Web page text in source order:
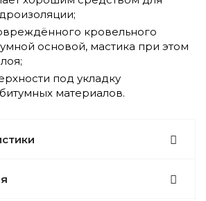
кровельного
основой, мастика при этом
под укладку
материалов.